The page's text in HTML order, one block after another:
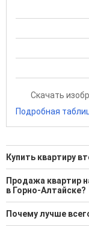
Скачать
Подробная
Купить квартиру
154 актуальных
Воспользуйтесь
подбора
Продажа квартир
в Горно-Алтайске?
Минимальная
000 Р; Средняя:
Почему лучше